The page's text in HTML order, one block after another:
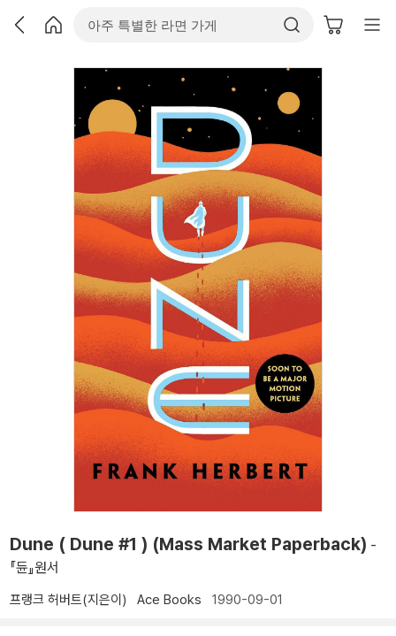
Dune ( Dune #1 ) (Mass Market Paperback) -
『듄』원서
프랭크 허버트(지은이) Ace Books 1990-09-01